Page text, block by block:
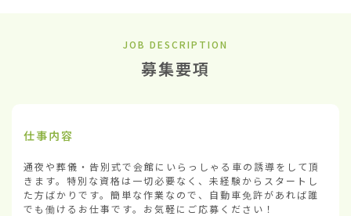
JOB DESCRIPTION
募集要項
仕事内容
通夜や葬儀・告別式で会館にいらっしゃる車の誘導をして頂
きます。特別な資格は一切必要なく、未経験からスタートし
た方ばかりです。簡単な作業なので、自動車免許があれば誰
でも働けるお仕事です。お気軽にご応募ください！